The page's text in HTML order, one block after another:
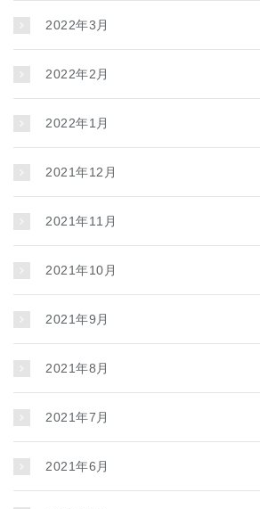
2022年3月
2022年2月
2022年1月
2021年12月
2021年11月
2021年10月
2021年9月
2021年8月
2021年7月
2021年6月